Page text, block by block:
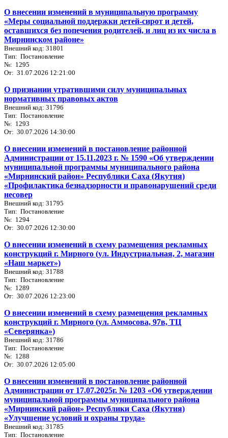
О внесении изменений в муниципальную программу
«Меры социальной поддержки детей-сирот и детей,
оставшихся без попечения родителей, и лиц из их числа в
Мирнинском районе»
Внешний код: 31801
Тип: Постановление
№: 1295
От: 31.07.2026 12:21:00
О признании утратившими силу муниципальных
нормативных правовых актов
Внешний код: 31796
Тип: Постановление
№: 1293
От: 30.07.2026 14:30:00
О внесении изменений в постановление районной
Администрации от 15.11.2023 г. № 1590 «Об утверждении
муниципальной программы муниципального района
«Мирнинский район» Республики Саха (Якутия)
«Профилактика безнадзорности и правонарушений среди
несовер
Внешний код: 31795
Тип: Постановление
№: 1294
От: 30.07.2026 12:30:00
О внесении изменений в схему размещения рекламных
конструкций г. Мирного (ул. Индустриальная, 2, магазин
«Наш маркет»)
Внешний код: 31788
Тип: Постановление
№: 1289
От: 30.07.2026 12:23:00
О внесении изменений в схему размещения рекламных
конструкций г. Мирного (ул. Аммосова, 97в, ТЦ
«Северянка»)
Внешний код: 31786
Тип: Постановление
№: 1288
От: 30.07.2026 12:05:00
О внесении изменений в постановление районной
Администрации от 17.07.2025г. № 1203 «Об утверждении
муниципальной программы муниципального района
«Мирнинский район» Республики Саха (Якутия)
«Улучшение условий и охраны труда»
Внешний код: 31785
Тип: Постановление